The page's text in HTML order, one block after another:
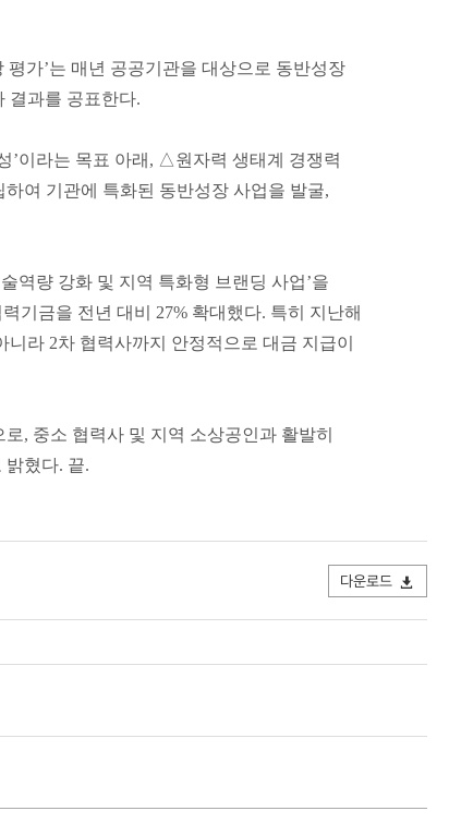
가’는 매년 공공기관을 대상으로 동반성장
결과를 공표한다.
’이라는 목표 아래, △원자력 생태계 경쟁력
여 기관에 특화된 동반성장 사업을 발굴,
역량 강화 및 지역 특화형 브랜딩 사업’을
기금을 전년 대비 27% 확대했다. 특히 지난해
라 2차 협력사까지 안정적으로 대금 지급이
, 중소 협력사 및 지역 소상공인과 활발히
밝혔다. 끝.
다운로드